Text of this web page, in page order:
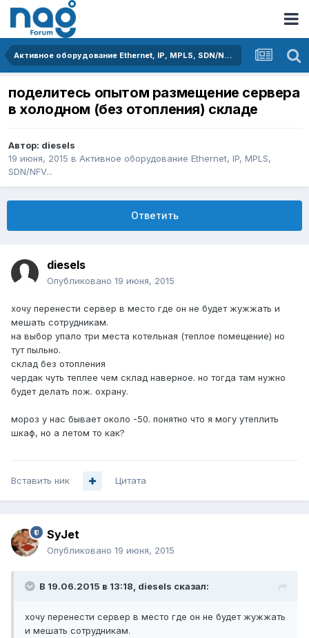
Активное оборудование Ethernet, IP, MPLS, SDN/NFV...
поделитесь опытом размещение сервера
в холодном (без отопления) складе
Автор: diesels
19 июня, 2015 в Активное оборудование Ethernet, IP, MPLS,
SDN/NFV...
Ответить
diesels
Опубликовано 19 июня, 2015
хочу перенести сервер в место где он не будет жужжать и
мешать сотрудникам.
на выбор упало три места котельная (теплое помещение) но
тут пыльно.
склад без отопления
чердак чуть теплее чем склад наверное. но тогда там нужно
будет делать пож. охрану.
мороз у нас бывает около -50. понятно что я могу утеплить
шкаф, но а летом то как?
Вставить ник Цитата
SyJet
Опубликовано 19 июня, 2015
В 19.06.2015 в 13:18, diesels сказал:
хочу перенести сервер в место где он не будет жужжать
и мешать сотрудникам.